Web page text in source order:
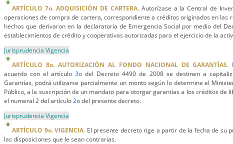
ARTÍCULO 7o. ADQUISICIÓN DE CARTERA.Autorízase a la Central de
operaciones de compra de cartera, correspondiente a créditos originados en las
hechos que derivaron en la declaratoria de Emergencia Social por medio del
establecimientos de crédito y cooperativas autorizadas para el ejercicio de la
Jurisprudencia Vigencia
ARTÍCULO 8o. AUTORIZACIÓN AL FONDO NACIONAL DE GARANTÍAS.
acuerdo con el artículo3o del Decreto 4490 de 2008 se destinen a
Garantías, podrá utilizarse parcialmente un monto según lo determine el
Público, a la suscripción de un mandato para otorgar garantías a los créditos de
el numeral 2 del artículo2o del presente decreto.
Jurisprudencia Vigencia
ARTÍCULO 9o. VIGENCIA. El presente decreto rige a partir de la fecha de su
las disposiciones que le sean contrarias.